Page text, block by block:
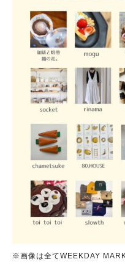
※画像は全てWEEKDAY